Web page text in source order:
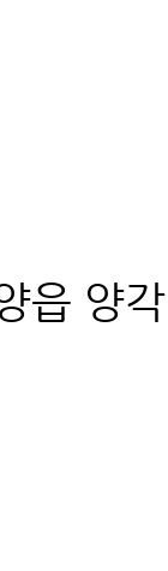
읍 양